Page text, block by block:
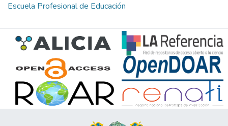
Escuela Profesional de Educación